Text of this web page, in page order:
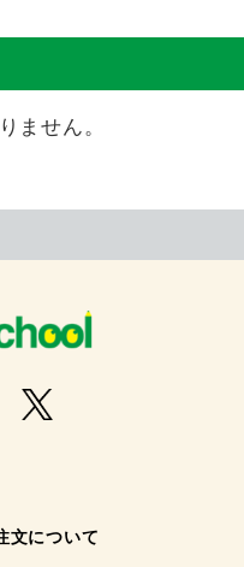
ません。
文について